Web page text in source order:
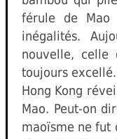
férule de
inégalités.
nouvelle,
toujours
Hong Kong
Mao. Peut-on
maoïsme ne fut